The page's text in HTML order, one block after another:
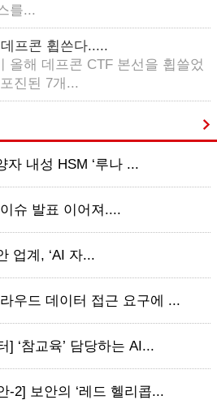
를...
프콘 휩쓴다.....
올해 데프콘 CTF 본선을 휩쓸었
진된 7개...
자 내성 HSM ‘루나 ...
슈 발표 이어져....
업계, ‘AI 자...
우드 데이터 접근 요구에 ...
‘참교육’ 담당하는 AI...
-2] 보안의 ‘레드 헬리콥...